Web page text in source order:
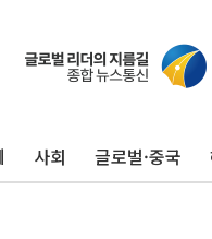
사회 글로벌·중국